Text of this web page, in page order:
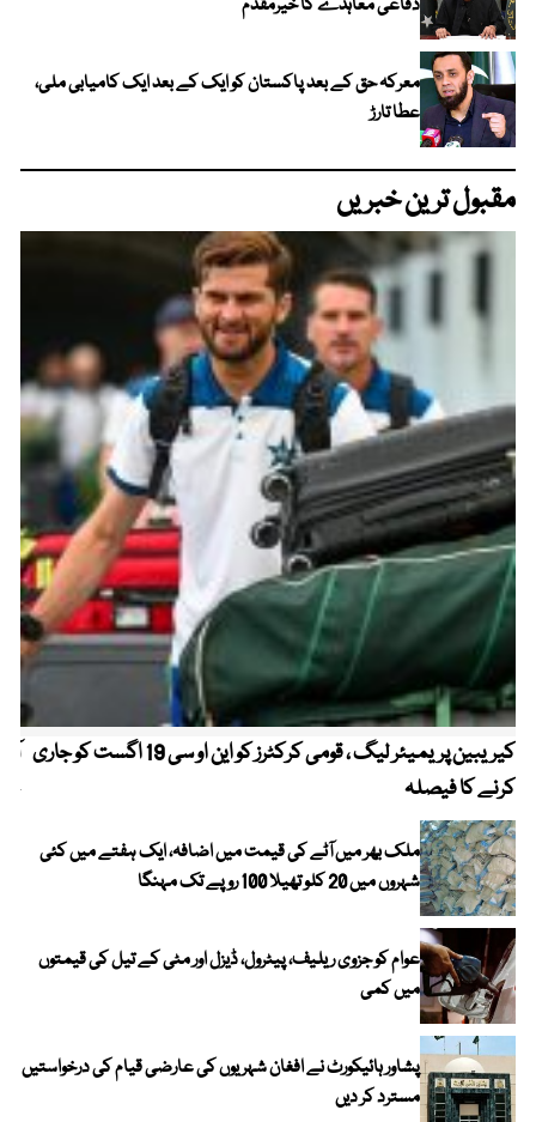
دفاعی معاہدے کا خیرمقدم
معرکہ حق کے بعد پاکستان کو ایک کے بعد ایک کامیابی ملی،
عطا تارڑ
مقبول ترین خبریں
کیریبین پریمیئر لیگ ، قومی کرکٹرز کو این او سی 19 اگست کو جاری
کرنے کا فیصلہ
ملک بھر میں آٹے کی قیمت میں اضافہ، ایک ہفتے میں کئی
شہروں میں 20 کلو تھیلا 100 روپے تک مہنگا
عوام کو جزوی ریلیف، پیٹرول، ڈیزل اور مٹی کے تیل کی قیمتوں
میں کمی
پشاور ہائیکورٹ نے افغان شہریوں کی عارضی قیام کی درخواستیں
مسترد کر دیں